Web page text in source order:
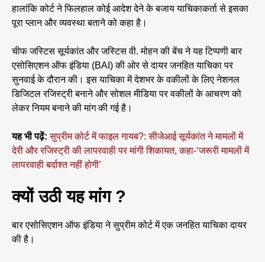
हालांकि कोर्ट ने फिलहाल कोई आदेश देने के बजाय याचिकाकर्ता से इसका
पूरा प्लान और व्यवस्था बताने को कहा है।
चीफ जस्टिस सूर्यकांत और जस्टिस वी. मोहन की बेंच ने यह टिप्पणी बार
एसोसिएशन ऑफ इंडिया (BAI) की ओर से दायर जनहित याचिका पर
सुनवाई के दौरान की। इस याचिका में देशभर के वकीलों के लिए नेशनल
डिजिटल रजिस्ट्री बनाने और सोशल मीडिया पर वकीलों के आचरण को
लेकर नियम बनाने की मांग की गई है।
यह भी पढ़ें:सुप्रीम कोर्ट में फाइल गायब?: सीजेआई सूर्यकांत ने मामलों में
देरी और रजिस्ट्री की लापरवाही पर मांगी शिकायत, कहा-‘जरूरी मामलों में
लापरवाही बर्दाश्त नहीं होगी’
क्यों उठीयह मांग ?
बार एसोसिएशन ऑफ इंडिया ने सुप्रीम कोर्ट में एक जनहित याचिका दायर
की है।